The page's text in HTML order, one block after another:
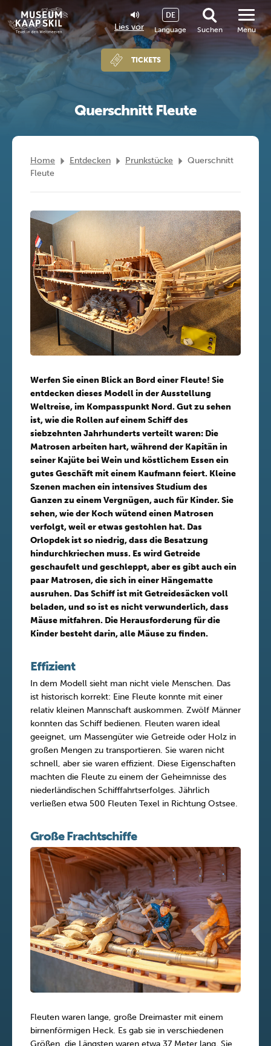
Lies vor Language
DE
Suchen
TICKETS
Menu
Querschnitt Fleute
Home Entdecken Prunkstücke
Querschnitt
Fleute
Werfen Sie einen Blick an Bord einer Fleute! Sie
entdecken dieses Modell in der Ausstellung
Weltreise, im Kompasspunkt Nord. Gut zu sehen
ist, wie die Rollen auf einem Schiff des
siebzehnten Jahrhunderts verteilt waren: Die
Matrosen arbeiten hart, während der Kapitän in
seiner Kajüte bei Wein und köstlichem Essen ein
gutes Geschäft mit einem Kaufmann feiert. Kleine
Szenen machen ein intensives Studium des
Ganzen zu einem Vergnügen, auch für Kinder. Sie
sehen, wie der Koch wütend einen Matrosen
verfolgt, weil er etwas gestohlen hat. Das
Orlopdek ist so niedrig, dass die Besatzung
hindurchkriechen muss. Es wird Getreide
geschaufelt und geschleppt, aber es gibt auch ein
paar Matrosen, die sich in einer Hängematte
ausruhen. Das Schiff ist mit Getreidesäcken voll
beladen, und so ist es nicht verwunderlich, dass
Mäuse mitfahren. Die Herausforderung für die
Kinder besteht darin, alle Mäuse zu finden.
Effizient
In dem Modell sieht man nicht viele Menschen. Das
ist historisch korrekt: Eine Fleute konnte mit einer
relativ kleinen Mannschaft auskommen. Zwölf Männer
konnten das Schiff bedienen. Fleuten waren ideal
geeignet, um Massengüter wie Getreide oder Holz in
großen Mengen zu transportieren. Sie waren nicht
schnell, aber sie waren effizient. Diese Eigenschaften
machten die Fleute zu einem der Geheimnisse des
niederländischen Schifffahrtserfolges. Jährlich
verließen etwa 500 Fleuten Texel in Richtung Ostsee.
Große Frachtschiffe
Fleuten waren lange, große Dreimaster mit einem
birnenförmigen Heck. Es gab sie in verschiedenen
Größen, die Längsten waren etwa 37 Meter lang. Sie